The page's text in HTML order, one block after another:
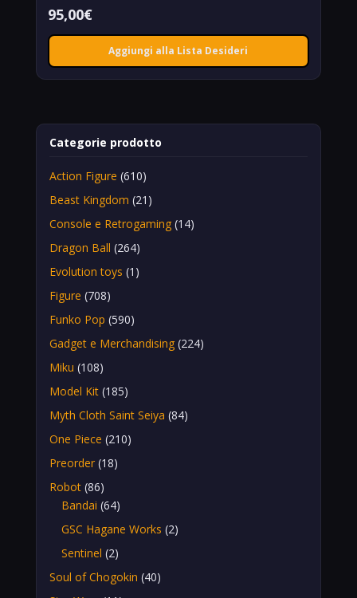
95,00€
Aggiungi alla Lista Desideri
Categorie prodotto
Action Figure (610)
Beast Kingdom (21)
Console e Retrogaming (14)
Dragon Ball (264)
Evolution toys (1)
Figure (708)
Funko Pop (590)
Gadget e Merchandising (224)
Miku (108)
Model Kit (185)
Myth Cloth Saint Seiya (84)
One Piece (210)
Preorder (18)
Robot (86)
Bandai (64)
GSC Hagane Works (2)
Sentinel (2)
Soul of Chogokin (40)